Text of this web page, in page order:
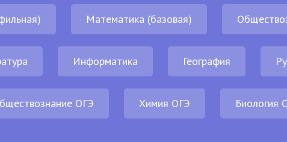
Математика (базовая)
Информатика География
ОГЭ Химия ОГЭ Биология